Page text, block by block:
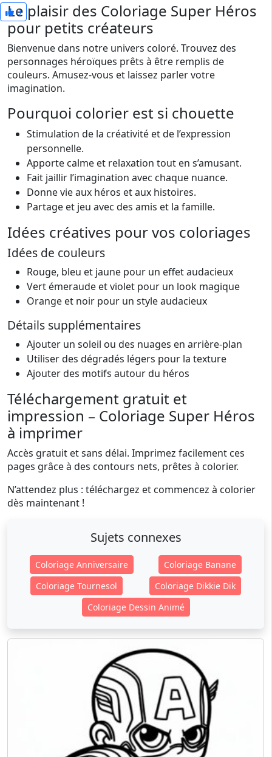
0
Le plaisir des Coloriage Super Héros
pour petits créateurs
Bienvenue dans notre univers coloré. Trouvez des
personnages héroïques prêts à être remplis de
couleurs. Amusez-vous et laissez parler votre
imagination.
Pourquoi colorier est si chouette
Stimulation de la créativité et de l’expression
personnelle.
Apporte calme et relaxation tout en s’amusant.
Fait jaillir l’imagination avec chaque nuance.
Donne vie aux héros et aux histoires.
Partage et jeu avec des amis et la famille.
Idées créatives pour vos coloriages
Idées de couleurs
Rouge, bleu et jaune pour un effet audacieux
Vert émeraude et violet pour un look magique
Orange et noir pour un style audacieux
Détails supplémentaires
Ajouter un soleil ou des nuages en arrière-plan
Utiliser des dégradés légers pour la texture
Ajouter des motifs autour du héros
Téléchargement gratuit et
impression – Coloriage Super Héros
à imprimer
Accès gratuit et sans délai. Imprimez facilement ces
pages grâce à des contours nets, prêtes à colorier.
N’attendez plus : téléchargez et commencez à colorier
dès maintenant !
Sujets connexes
Coloriage Anniversaire
Coloriage Banane
Coloriage Tournesol
Coloriage Dikkie Dik
Coloriage Dessin Animé